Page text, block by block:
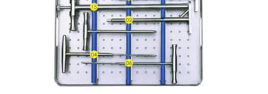
SITEMAP
PRIVACY